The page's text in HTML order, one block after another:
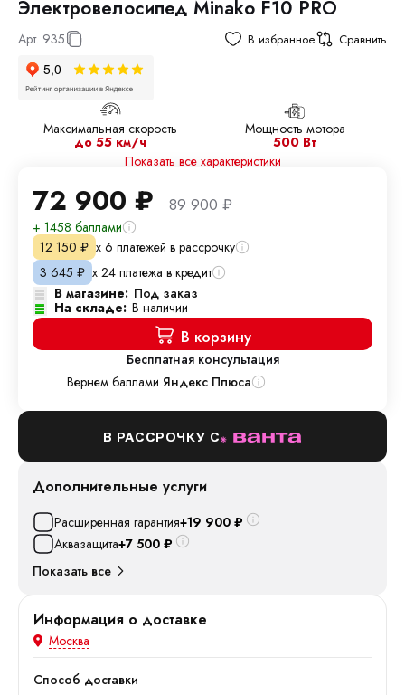
Электровелосипед Minako F10 PRO
Арт. 935 В избранное Сравнить
Максимальная скорость
до 55 км/ч
Мощность мотора
500 Вт
Показать все характеристики
72 900 ₽ 89 900₽
+ 1458 баллами
12 150 ₽ х 6 платежей в рассрочку
3 645 ₽ х 24 платежа в кредит
В магазине: Под заказ
На складе: В наличии
В корзину
Бесплатная консультация
Вернем баллами Яндекс Плюса
В РАССРОЧКУ С
Дополнительные услуги
Расширенная гарантия+19 900 ₽
Аквазащита+7 500 ₽
Показать все
Информация о доставке
Москва
Способ доставки